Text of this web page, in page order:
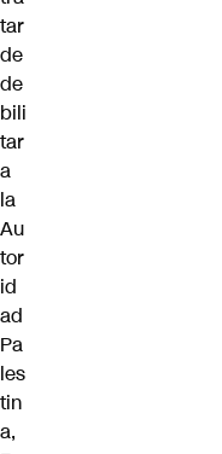
tar
de
de
bili
tar
a
la
Au
tor
id
ad
Pa
les
tin
a,